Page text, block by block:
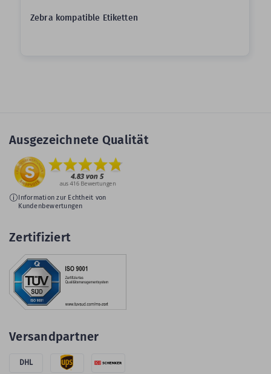
Zebra kompatible Etiketten
Ausgezeichnete Qualität
Information zur Echtheit von
Kundenbewertungen
Zertifiziert
Versandpartner
DHL